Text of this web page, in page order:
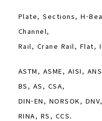
Plate, Sections, H-
Channel,
Rail, Crane Rail, Flat,
ASTM, ASME, AISI,
BS, AS, CSA,
DIN-EN, NORSOK,
RINA, RS, CCS.